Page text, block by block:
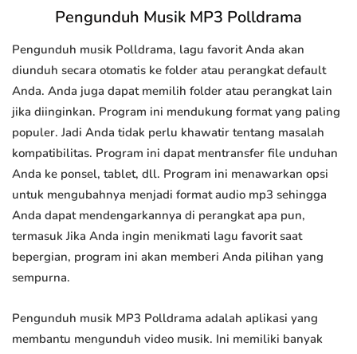
Pengunduh Musik MP3 Polldrama
Pengunduh musik Polldrama, lagu favorit Anda akan
diunduh secara otomatis ke folder atau perangkat default
Anda. Anda juga dapat memilih folder atau perangkat lain
jika diinginkan. Program ini mendukung format yang paling
populer. Jadi Anda tidak perlu khawatir tentang masalah
kompatibilitas. Program ini dapat mentransfer file unduhan
Anda ke ponsel, tablet, dll. Program ini menawarkan opsi
untuk mengubahnya menjadi format audio mp3 sehingga
Anda dapat mendengarkannya di perangkat apa pun,
termasuk Jika Anda ingin menikmati lagu favorit saat
bepergian, program ini akan memberi Anda pilihan yang
sempurna.
Pengunduh musik MP3 Polldrama adalah aplikasi yang
membantu mengunduh video musik. Ini memiliki banyak